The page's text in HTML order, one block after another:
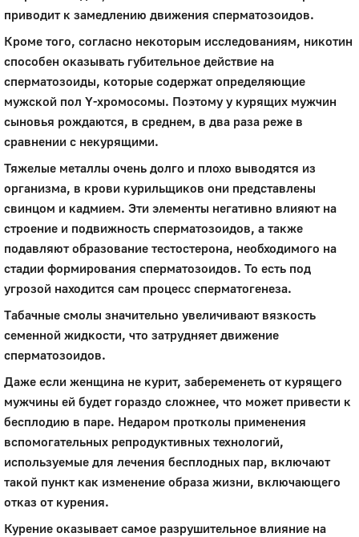
приводит к замедлению движения сперматозоидов.
Кроме того, согласно некоторым исследованиям, никотин
способен оказывать губительное действие на
сперматозоиды, которые содержат определяющие
мужской пол Y-хромосомы. Поэтому у курящих мужчин
сыновья рождаются, в среднем, в два раза реже в
сравнении с некурящими.
Тяжелые металлы очень долго и плохо выводятся из
организма, в крови курильщиков они представлены
свинцом и кадмием. Эти элементы негативно влияют на
строение и подвижность сперматозоидов, а также
подавляют образование тестостерона, необходимого на
стадии формирования сперматозоидов. То есть под
угрозой находится сам процесс сперматогенеза.
Табачные смолы значительно увеличивают вязкость
семенной жидкости, что затрудняет движение
сперматозоидов.
Даже если женщина не курит, забеременеть от курящего
мужчины ей будет гораздо сложнее, что может привести к
бесплодию в паре. Недаром протколы применения
вспомогательных репродуктивных технологий,
используемые для лечения бесплодных пар, включают
такой пункт как изменение образа жизни, включающего
отказ от курения.
Курение оказывает самое разрушительное влияние на